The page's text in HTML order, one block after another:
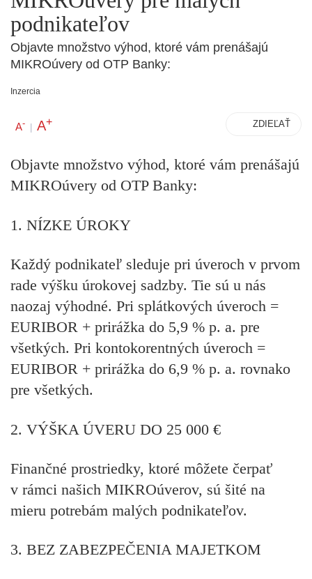
podnikateľov
Objavte množstvo výhod, ktoré vám prenášajú
MIKROúvery od OTP Banky:
Inzercia
A- | A+ ZDIEĽAŤ
Objavte množstvo výhod, ktoré vám prenášajú
MIKROúvery od OTP Banky:
1. NÍZKE ÚROKY
Každý podnikateľ sleduje pri úveroch v prvom
rade výšku úrokovej sadzby. Tie sú u nás
naozaj výhodné. Pri splátkových úveroch =
EURIBOR + prirážka do 5,9 % p. a. pre
všetkých. Pri kontokorentných úveroch =
EURIBOR + prirážka do 6,9 % p. a. rovnako
pre všetkých.
2. VÝŠKA ÚVERU DO 25 000 €
Finančné prostriedky, ktoré môžete čerpať
v rámci našich MIKROúverov, sú šité na
mieru potrebám malých podnikateľov.
3. BEZ ZABEZPEČENIA MAJETKOM